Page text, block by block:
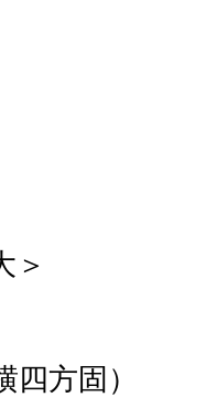
＞
方固）